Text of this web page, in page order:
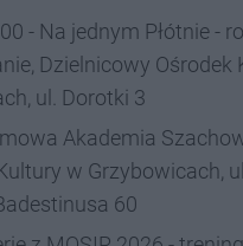
- Na jednym Płótnie -
Dzielnicowy Ośrodek
ul. Dorotki 3
Akademia
w Grzybowicach,
60